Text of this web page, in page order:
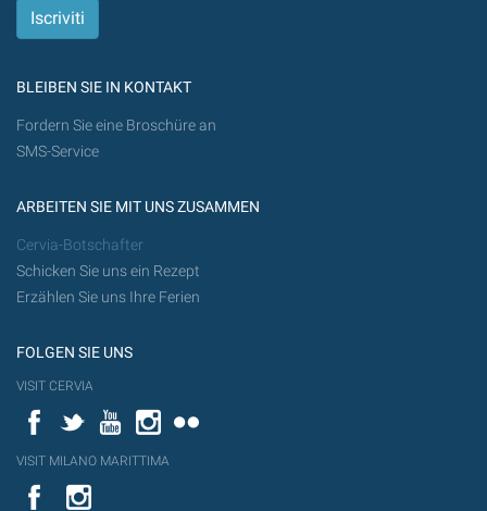
BLEIBEN SIE IN KONTAKT
Fordern Sie eine Broschüre an
SMS-Service
ARBEITEN SIE MIT UNS ZUSAMMEN
Cervia-Botschafter
Schicken Sie uns ein Rezept
Erzählen Sie uns Ihre Ferien
FOLGEN SIE UNS
VISIT CERVIA
FacebookTwitterYouTubeInstagram
VISIT MILANO MARITTIMA
YouTube